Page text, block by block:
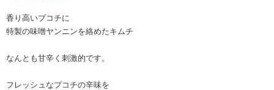
香り高いプコチに
特製の味噌ヤンニンを絡めたキムチ
なんとも甘辛く刺激的です。
フレッシュなプコチの辛味を